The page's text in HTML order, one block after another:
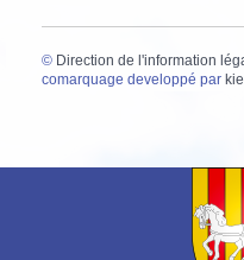
© Direction de l'information
comarquage developpé par